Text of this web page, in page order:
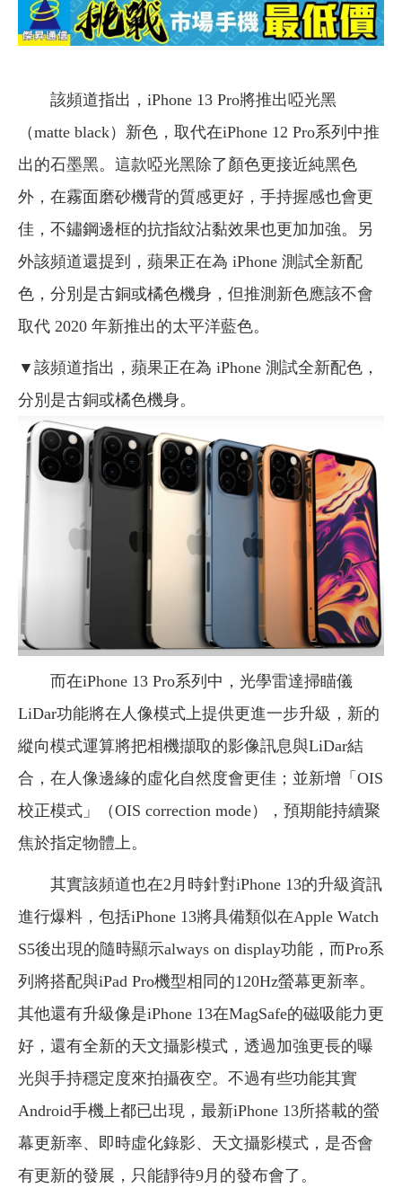
該頻道指出，iPhone 13 Pro將推出啞光黑
（matte black）新色，取代在iPhone 12 Pro系列中推
出的石墨黑。這款啞光黑除了顏色更接近純黑色
外，在霧面磨砂機背的質感更好，手持握感也會更
佳，不鏽鋼邊框的抗指紋沾黏效果也更加加強。另
外該頻道還提到，蘋果正在為 iPhone 測試全新配
色，分別是古銅或橘色機身，但推測新色應該不會
取代 2020 年新推出的太平洋藍色。
▼該頻道指出， 蘋果正在為 iPhone 測試全新配色，
分別是古銅或橘色機身。
而在iPhone 13 Pro系列中，光學雷達掃瞄儀
LiDar功能將在人像模式上提供更進一步升級，新的
縱向模式運算將把相機擷取的影像訊息與LiDar結
合，在人像邊緣的虛化自然度會更佳；並新增「OIS
校正模式」（OIS correction mode），預期能持續聚
焦於指定物體上。
其實該頻道也在2月時針對iPhone 13的升級資訊
進行爆料，包括iPhone 13將具備類似在Apple Watch
S5後出現的隨時顯示always on display功能，而Pro系
列將搭配與iPad Pro機型相同的120Hz螢幕更新率。
其他還有升級像是iPhone 13在MagSafe的磁吸能力更
好，還有全新的天文攝影模式，透過加強更長的曝
光與手持穩定度來拍攝夜空。不過有些功能其實
Android手機上都已出現，最新iPhone 13所搭載的螢
幕更新率、即時虛化錄影、天文攝影模式，是否會
有更新的發展，只能靜待9月的發布會了。